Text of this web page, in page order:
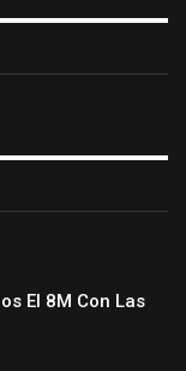
El 8M Con Las